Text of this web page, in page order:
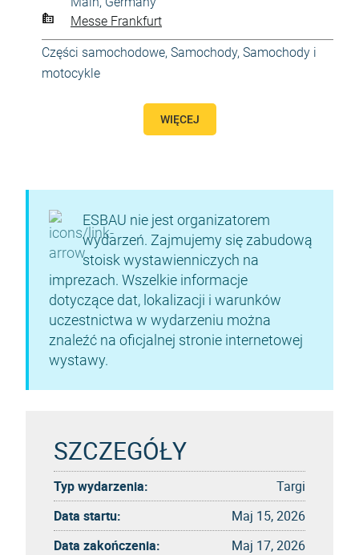
Messe Frankfurt
Części samochodowe, Samochody, Samochody i
motocykle
WIĘCEJ
ESBAU nie jest organizatorem
wydarzeń. Zajmujemy się zabudową
stoisk wystawienniczych na
imprezach. Wszelkie informacje
dotyczące dat, lokalizacji i warunków
uczestnictwa w wydarzeniu można
znaleźć na oficjalnej stronie internetowej
wystawy.
SZCZEGÓŁY
Typ wydarzenia:
Targi
Data startu:
Maj 15, 2026
Data zakończenia:
Maj 17, 2026